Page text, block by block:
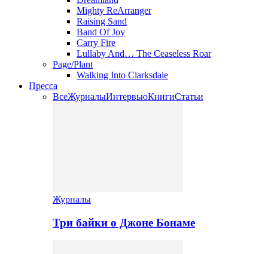
Mighty ReArranger
Raising Sand
Band Of Joy
Carry Fire
Lullaby And… The Ceaseless Roar
Page/Plant
Walking Into Clarksdale
Пресса
ВсеЖурналыИнтервьюКнигиСтатьи
Журналы
Три байки о Джоне Бонаме